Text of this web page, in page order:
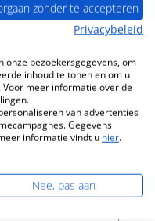
zonder te accepteren
Privacybeleid
onze bezoekersgegevens, om
inhoud te tonen en om u
meer informatie over de
van advertenties
Gegevens
informatie vindt u hier.
Nee, pas aan